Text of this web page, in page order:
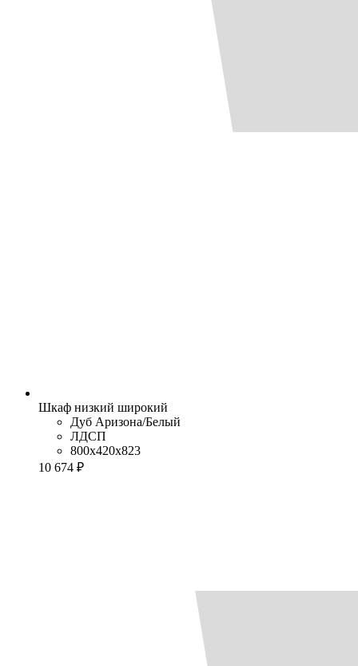
Шкаф низкий широкий
Дуб Аризона/Белый
ЛДСП
800x420x823
10 674 ₽